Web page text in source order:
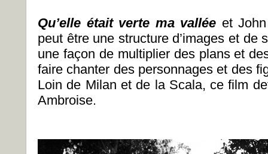
Qu’elle était verte ma vallée et
peut être une structure d’images et de
une façon de multiplier des plans et
faire chanter des personnages et des
Loin de Milan et de la Scala, ce film
Ambroise.